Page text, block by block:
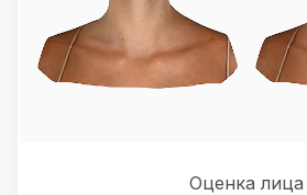
Оценка лица